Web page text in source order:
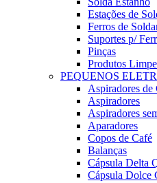
Estações de
Ferros de
Suportes p/
Pinças
Produtos
PEQUENOS
Aspiradores de
Aspiradores
Aspiradores
Aparadores
Copos de Café
Balanças
Cápsula Delta
Cápsula Dolce